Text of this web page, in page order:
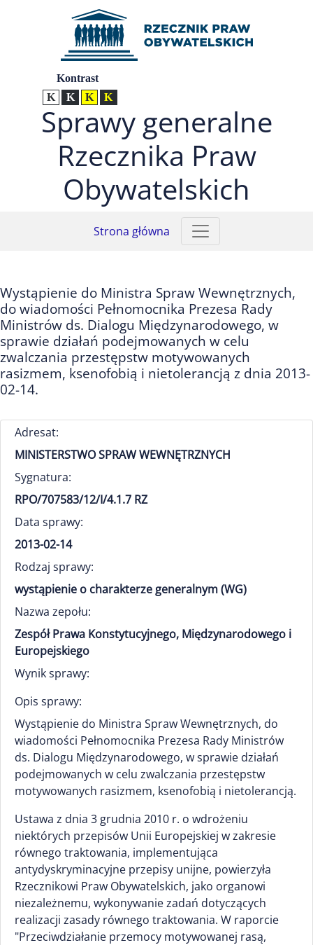
Przejdź do menu głównego (nacisnij Enter)
Przejdź do treści (nacisnij Enter)
Przejdź do mapy serwisu (nacisnij Enter)
UstawieniaKontrast
Kontrast normalny
Kontrast biały tekst na czarnym
Kontrast czarny tekst na żółtym
Sprawy generalne
Rzecznika Praw
Obywatelskich
Strona główna
Wystąpienie do Ministra Spraw Wewnętrznych,
do wiadomości Pełnomocnika Prezesa Rady
Ministrów ds. Dialogu Międzynarodowego, w
sprawie działań podejmowanych w celu
zwalczania przestępstw motywowanych
rasizmem, ksenofobią i nietolerancją z dnia 2013-
02-14.
Adresat:
MINISTERSTWO SPRAW WEWNĘTRZNYCH
Sygnatura:
RPO/707583/12/I/4.1.7 RZ
Data sprawy:
2013-02-14
Rodzaj sprawy:
wystąpienie o charakterze generalnym (WG)
Nazwa zepołu:
Zespół Prawa Konstytucyjnego, Międzynarodowego i
Europejskiego
Wynik sprawy:
Opis sprawy:
Wystąpienie do Ministra Spraw Wewnętrznych, do
wiadomości Pełnomocnika Prezesa Rady Ministrów
ds. Dialogu Międzynarodowego, w sprawie działań
podejmowanych w celu zwalczania przestępstw
motywowanych rasizmem, ksenofobią i nietolerancją.
Ustawa z dnia 3 grudnia 2010 r. o wdrożeniu
niektórych przepisów Unii Europejskiej w zakresie
równego traktowania, implementująca
antydyskryminacyjne przepisy unijne, powierzyła
Rzecznikowi Praw Obywatelskich, jako organowi
niezależnemu, wykonywanie zadań dotyczących
realizacji zasady równego traktowania. W raporcie
"Przeciwdziałanie przemocy motywowanej rasą,